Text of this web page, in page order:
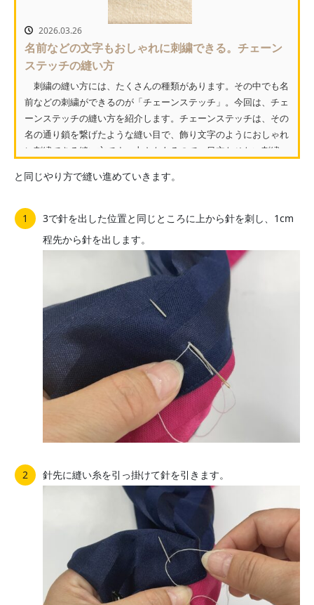
2026.03.26
名前などの文字もおしゃれに刺繍できる。チェーン
ステッチの縫い方
刺繍の縫い方には、たくさんの種類があります。その中でも名
前などの刺繍ができるのが「チェーンステッチ」。今回は、チェ
ーンステッチの縫い方を紹介します。チェーンステッチは、その
名の通り鎖を繋げたような縫い目で、飾り文字のようにおしゃれ
に刺繍できる縫い方です。太さもあるので、目立たせたい刺繍
と同じやり方で縫い進めていきます。
3で針を出した位置と同じところに上から針を刺し、1cm
程先から針を出します。
針先に縫い糸を引っ掛けて針を引きます。